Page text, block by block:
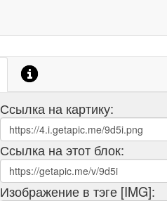
Ссылка на картику:
Ссылка на этот блок:
Изображение в тэге [IMG]: